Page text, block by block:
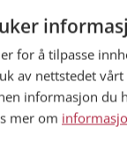
for å tilpasse
av nettstedet
informasjon du
mer om